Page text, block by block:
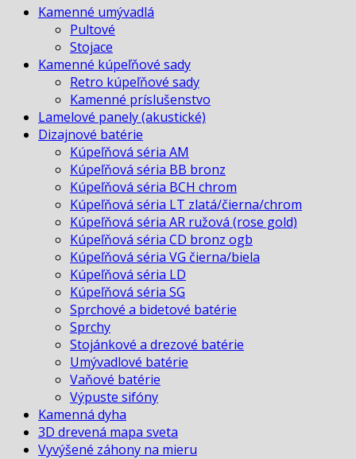
Kamenné umývadlá
Pultové
Stojace
Kamenné kúpeľňové sady
Retro kúpeľňové sady
Kamenné príslušenstvo
Lamelové panely (akustické)
Dizajnové batérie
Kúpeľňová séria AM
Kúpeľňová séria BB bronz
Kúpeľňová séria BCH chrom
Kúpeľňová séria LT zlatá/čierna/chrom
Kúpeľňová séria AR ružová (rose gold)
Kúpeľňová séria CD bronz ogb
Kúpeľňová séria VG čierna/biela
Kúpeľňová séria LD
Kúpeľňová séria SG
Sprchové a bidetové batérie
Sprchy
Stojánkové a drezové batérie
Umývadlové batérie
Vaňové batérie
Výpuste sifóny
Kamenná dyha
3D drevená mapa sveta
Vyvýšené záhony na mieru